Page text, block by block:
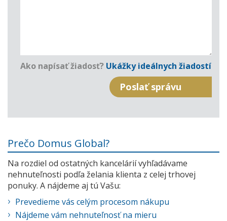
Ako napísať žiadosť? Ukážky ideálnych žiadostí
Prečo Domus Global?
Na rozdiel od ostatných kancelárií vyhľadávame
nehnuteľnosti podľa želania klienta z celej trhovej
ponuky. A nájdeme aj tú Vašu:
Prevedieme vás celým procesom nákupu
Nájdeme vám nehnuteľnosť na mieru